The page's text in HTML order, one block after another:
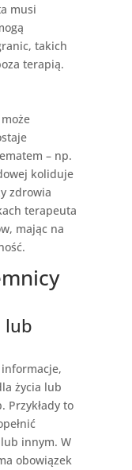
musi
takich
terapią.
– np.
koliduje
zdrowia
terapeuta
mając na
lub
życia lub
Przykłady to
innym. W
obowiązek